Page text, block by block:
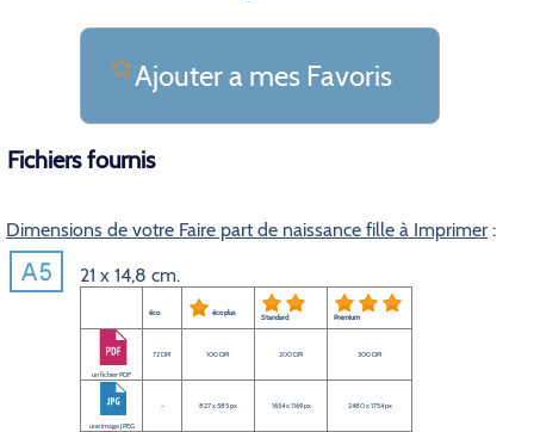
Ajouter a mes Favoris
Fichiers fournis
Dimensions de votre Faire part de naissance fille à Imprimer :
21 x 14,8 cm.
éco éco plus Standard Premium
un fichier PDF
72 DPI 100 DPI 200 DPI 300 DPI
une image JPEG
- 827 x 585 px 1654 x 1169 px 2480 x 1754 px